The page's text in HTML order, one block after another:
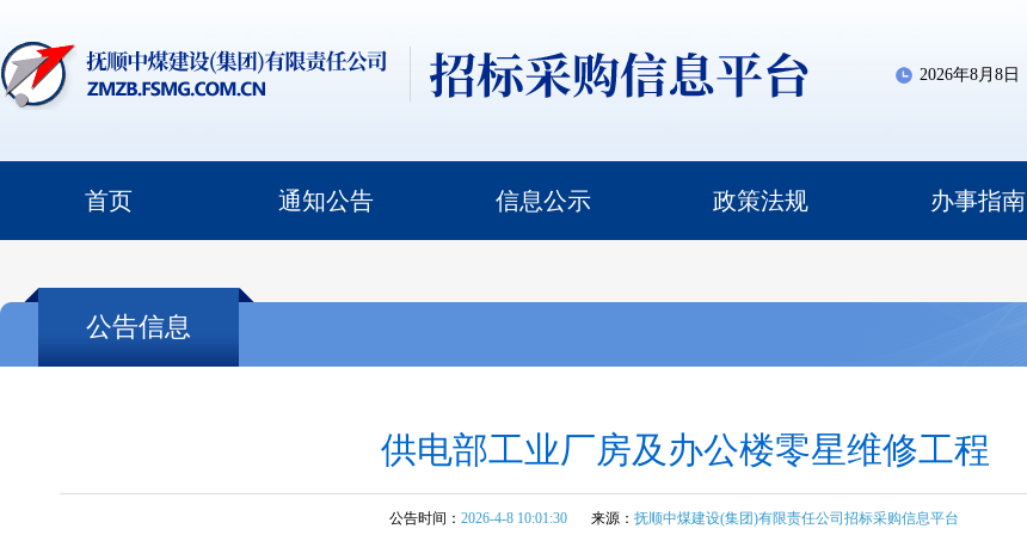
2026年8月8日
首页 通知公告 信息公示 政策法规 办事指南
公告信息
供电部工业厂房及办公楼零星维修工程
公告时间： 2026-4-8 10:01:30 来源： 抚顺中煤建设(集团)有限责任公司招标采购信息平台